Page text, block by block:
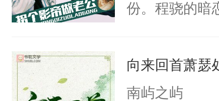
份。程骁的暗
纪人看着保守
挑了几件性感
向来回首萧瑟
南屿之屿